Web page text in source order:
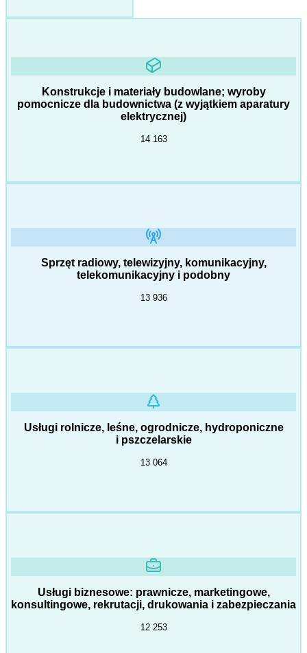
Konstrukcje i materiały budowlane; wyroby
pomocnicze dla budownictwa (z wyjątkiem aparatury
elektrycznej)
14 163
Sprzęt radiowy, telewizyjny, komunikacyjny,
telekomunikacyjny i podobny
13 936
Usługi rolnicze, leśne, ogrodnicze, hydroponiczne
i pszczelarskie
13 064
Usługi biznesowe: prawnicze, marketingowe,
konsultingowe, rekrutacji, drukowania i zabezpieczania
12 253